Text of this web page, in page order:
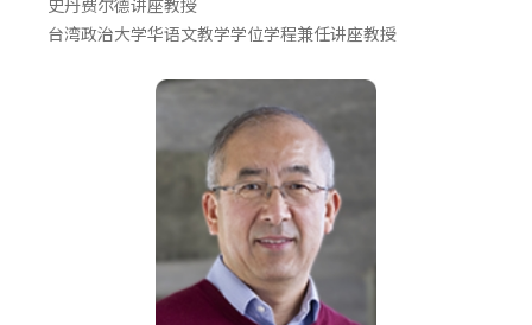
史丹费尔德讲座教授
台湾政治大学华语文教学学位学程兼任讲座教授